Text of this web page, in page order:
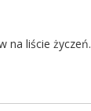
na liście życzeń.